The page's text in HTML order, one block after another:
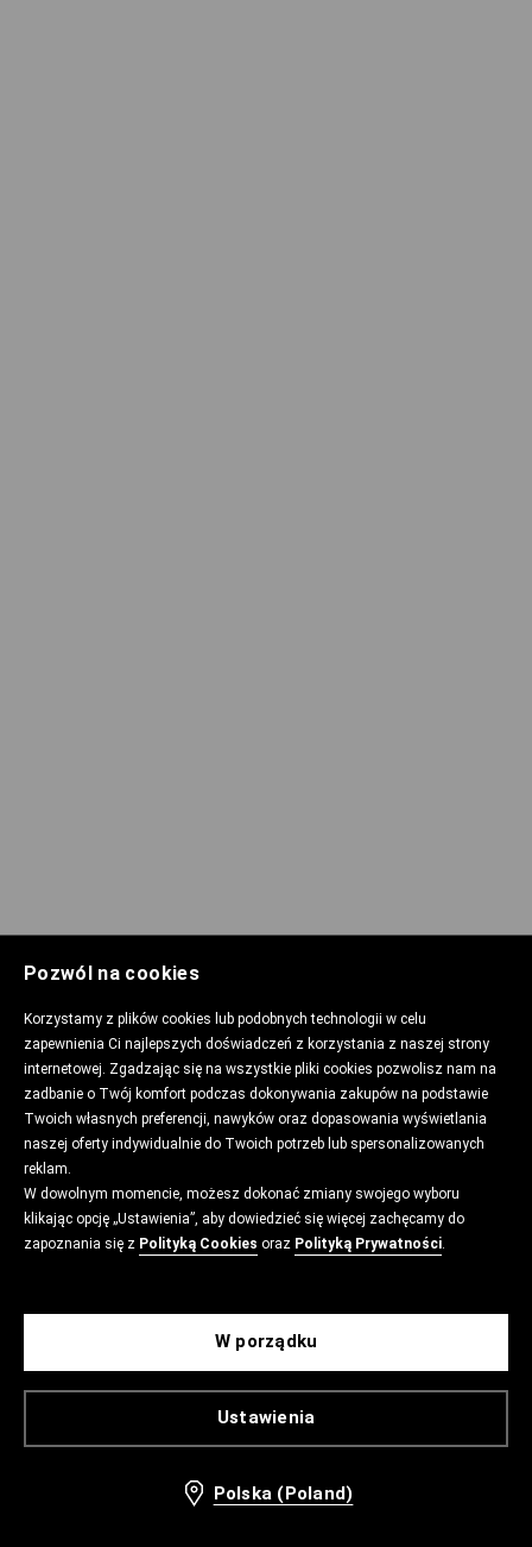
Pozwól na cookies
Korzystamy z plików cookies lub podobnych technologii w celu
zapewnienia Ci najlepszych doświadczeń z korzystania z naszej strony
internetowej. Zgadzając się na wszystkie pliki cookies pozwolisz nam na
zadbanie o Twój komfort podczas dokonywania zakupów na podstawie
Twoich własnych preferencji, nawyków oraz dopasowania wyświetlania
naszej oferty indywidualnie do Twoich potrzeb lub spersonalizowanych
reklam.
W dowolnym momencie, możesz dokonać zmiany swojego wyboru
klikając opcję „Ustawienia”, aby dowiedzieć się więcej zachęcamy do
zapoznania się z Polityką Cookies oraz Polityką Prywatności.
Ustawienia
W porządku
Polska (Poland)